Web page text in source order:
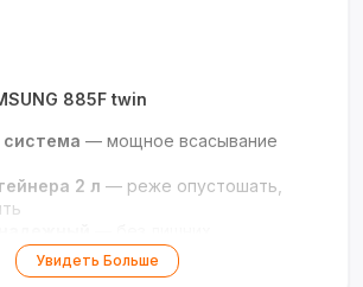
885F twin
— мощное всасывание
2 л — реже опустошать,
чистота
и манёвренный— легко
Увидеть Больше